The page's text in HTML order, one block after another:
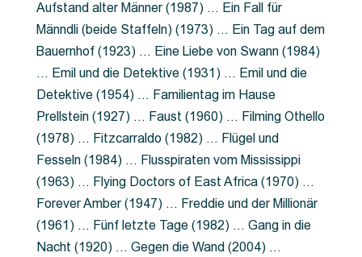
Aufstand alter Männer (1987) … Ein Fall für
Männdli (beide Staffeln) (1973) … Ein Tag auf dem
Bauernhof (1923) … Eine Liebe von Swann (1984)
… Emil und die Detektive (1931) … Emil und die
Detektive (1954) … Familientag im Hause
Prellstein (1927) … Faust (1960) … Filming Othello
(1978) … Fitzcarraldo (1982) … Flügel und
Fesseln (1984) … Flusspiraten vom Mississippi
(1963) … Flying Doctors of East Africa (1970) …
Forever Amber (1947) … Freddie und der Millionär
(1961) … Fünf letzte Tage (1982) … Gang in die
Nacht (1920) … Gegen die Wand (2004) …